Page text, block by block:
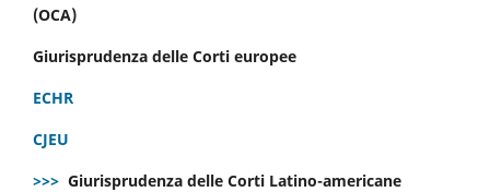
(OCA)
Giurisprudenza delle Corti europee
ECHR
CJEU
>>> Giurisprudenza delle Corti Latino-americane